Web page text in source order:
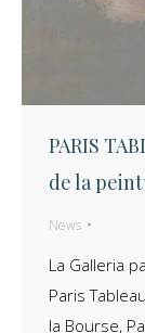
PARIS
de la
News
La Galleria
Paris
la Bourse,